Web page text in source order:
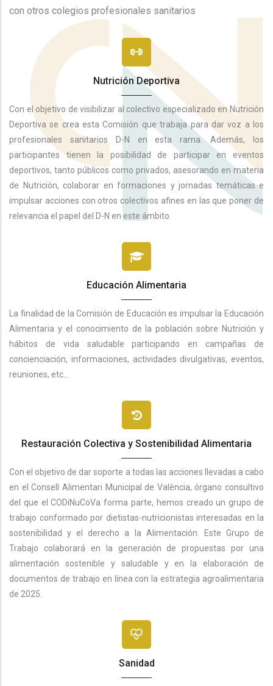
con otros colegios profesionales sanitarios
Nutrición Deportiva
Con el objetivo de visibilizar al colectivo especializado en Nutrición
Deportiva se crea esta Comisión que trabaja para dar voz a los
profesionales sanitarios D-N en esta rama. Además, los
participantes tienen la posibilidad de participar en eventos
deportivos, tanto públicos como privados, asesorando en materia
de Nutrición, colaborar en formaciones y jornadas temáticas e
impulsar acciones con otros colectivos afines en las que poner de
relevancia el papel del D-N en este ámbito.
Educación Alimentaria
La finalidad de la Comisión de Educación es impulsar la Educación
Alimentaria y el conocimiento de la población sobre Nutrición y
hábitos de vida saludable participando en campañas de
concienciación, informaciones, actividades divulgativas, eventos,
reuniones, etc…
Restauración Colectiva y Sostenibilidad Alimentaria
Con el objetivo de dar soporte a todas las acciones llevadas a cabo
en el Consell Alimentari Municipal de València, órgano consultivo
del que el CODiNuCoVa forma parte, hemos creado un grupo de
trabajo conformado por dietistas-nutricionistas interesadas en la
sostenibilidad y el derecho a la Alimentación. Este Grupo de
Trabajo colaborará en la generación de propuestas por una
alimentación sostenible y saludable y en la elaboración de
documentos de trabajo en línea con la estrategia agroalimentaria
de 2025.
Sanidad